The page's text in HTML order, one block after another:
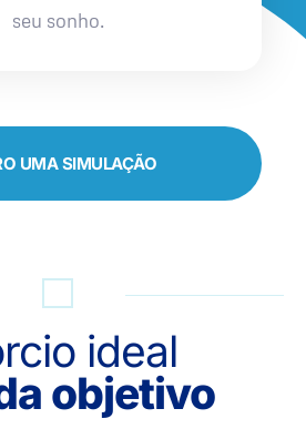
seu sonho.
UMA SIMULAÇÃO
ideal
objetivo